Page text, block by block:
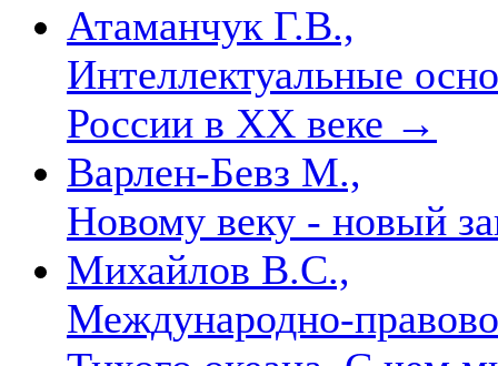
Атаманчук Г.В.,
Интеллектуальные
России в ХХ веке →
Варлен-Бевз М.,
Новому веку - новый
Михайлов В.С.,
Международно-